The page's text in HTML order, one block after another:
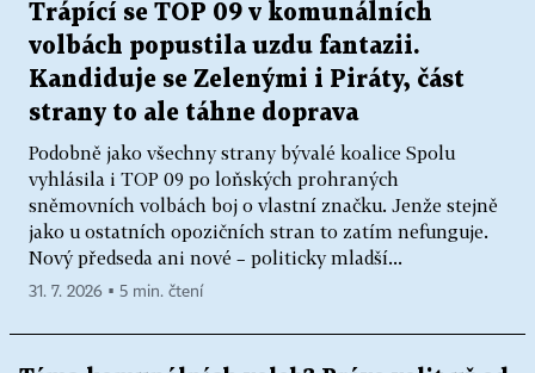
Trápící se TOP 09 v komunálních
volbách popustila uzdu fantazii.
Kandiduje se Zelenými i Piráty, část
strany to ale táhne doprava
Podobně jako všechny strany bývalé koalice Spolu
vyhlásila i TOP 09 po loňských prohraných
sněmovních volbách boj o vlastní značku. Jenže stejně
jako u ostatních opozičních stran to zatím nefunguje.
Nový předseda ani nové – politicky mladší...
31. 7. 2026 ▪ 5 min. čtení